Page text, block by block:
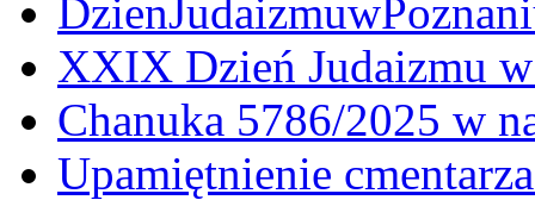
XXIX Dzień Judaizmu
Chanuka 5786/2025 w
Upamiętnienie